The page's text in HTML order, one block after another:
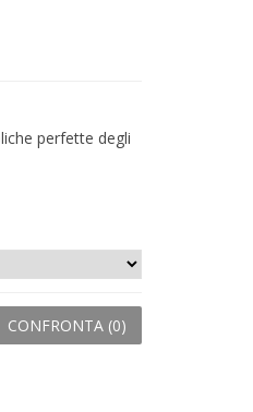
perfette degli
CONFRONTA (0)